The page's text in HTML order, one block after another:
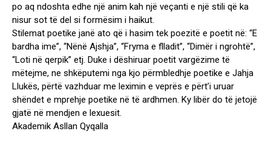
po aq ndoshta edhe një anim kah një veçanti e një stili që ka
nisur sot të del si formësim i haikut.
Stilemat poetike janë ato që i hasim tek poezitë e poetit në: “E
bardha ime”, “Nënë Ajshja”, “Fryma e flladit”, “Dimër i ngrohtë”,
“Loti në qerpik” etj. Duke i dëshiruar poetit vargëzime të
mëtejme, ne shkëputemi nga kjo përmbledhje poetike e Jahja
Llukës, përtë vazhduar me leximin e veprës e përt’i uruar
shëndet e mprehje poetike në të ardhmen. Ky libër do të jetojë
gjatë në mendjen e lexuesit.
Akademik Asllan Qyqalla